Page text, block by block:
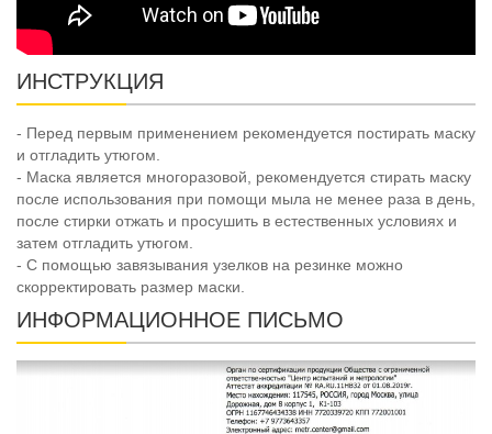
ИНСТРУКЦИЯ
- Перед первым применением рекомендуется постирать маску
и отгладить утюгом.
- Маска является многоразовой, рекомендуется стирать маску
после использования при помощи мыла не менее раза в день,
после стирки отжать и просушить в естественных условиях и
затем отгладить утюгом.
- С помощью завязывания узелков на резинке можно
скорректировать размер маски.
ИНФОРМАЦИОННОЕ ПИСЬМО